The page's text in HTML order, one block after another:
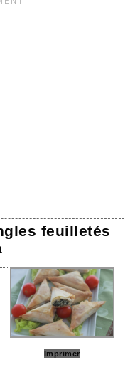
feuilletés
Imprimer